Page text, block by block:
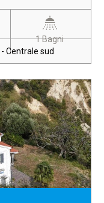
1 Bagni
Centrale sud